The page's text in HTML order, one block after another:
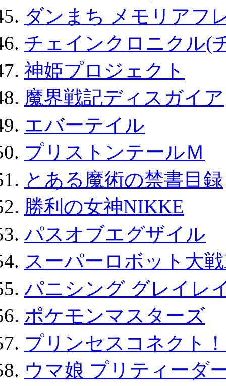
ダンまち メモリアフ
チェインクロニクル(
神姫プロジェクト
魔界戦記ディスガイア
エバーテイル
プリストンテールＭ
とある魔術の禁書目録
勝利の女神NIKKE
パスオブエグザイル
スーパーロボット大
パニシング グレイレ
ポケモンマスターズ
プリンセスコネクト
ウマ娘 プリティーダ